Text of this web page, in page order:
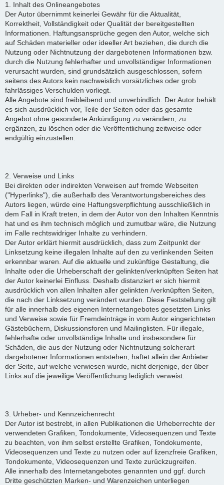
1. Inhalt des Onlineangebotes
Der Autor übernimmt keinerlei Gewähr für die Aktualität,
Korrektheit, Vollständigkeit oder Qualität der bereitgestellten
Informationen. Haftungsansprüche gegen den Autor, welche sich
auf Schäden materieller oder ideeller Art beziehen, die durch die
Nutzung oder Nichtnutzung der dargebotenen Informationen bzw.
durch die Nutzung fehlerhafter und unvollständiger Informationen
verursacht wurden, sind grundsätzlich ausgeschlossen, sofern
seitens des Autors kein nachweislich vorsätzliches oder grob
fahrlässiges Verschulden vorliegt.
Alle Angebote sind freibleibend und unverbindlich. Der Autor behält
es sich ausdrücklich vor, Teile der Seiten oder das gesamte
Angebot ohne gesonderte Ankündigung zu verändern, zu
ergänzen, zu löschen oder die Veröffentlichung zeitweise oder
endgültig einzustellen.
2. Verweise und Links
Bei direkten oder indirekten Verweisen auf fremde Webseiten
("Hyperlinks"), die außerhalb des Verantwortungsbereiches des
Autors liegen, würde eine Haftungsverpflichtung ausschließlich in
dem Fall in Kraft treten, in dem der Autor von den Inhalten Kenntnis
hat und es ihm technisch möglich und zumutbar wäre, die Nutzung
im Falle rechtswidriger Inhalte zu verhindern.
Der Autor erklärt hiermit ausdrücklich, dass zum Zeitpunkt der
Linksetzung keine illegalen Inhalte auf den zu verlinkenden Seiten
erkennbar waren. Auf die aktuelle und zukünftige Gestaltung, die
Inhalte oder die Urheberschaft der gelinkten/verknüpften Seiten hat
der Autor keinerlei Einfluss. Deshalb distanziert er sich hiermit
ausdrücklich von allen Inhalten aller gelinkten /verknüpften Seiten,
die nach der Linksetzung verändert wurden. Diese Feststellung gilt
für alle innerhalb des eigenen Internetangebotes gesetzten Links
und Verweise sowie für Fremdeinträge in vom Autor eingerichteten
Gästebüchern, Diskussionsforen und Mailinglisten. Für illegale,
fehlerhafte oder unvollständige Inhalte und insbesondere für
Schäden, die aus der Nutzung oder Nichtnutzung solcherart
dargebotener Informationen entstehen, haftet allein der Anbieter
der Seite, auf welche verwiesen wurde, nicht derjenige, der über
Links auf die jeweilige Veröffentlichung lediglich verweist.
3. Urheber- und Kennzeichenrecht
Der Autor ist bestrebt, in allen Publikationen die Urheberrechte der
verwendeten Grafiken, Tondokumente, Videosequenzen und Texte
zu beachten, von ihm selbst erstellte Grafiken, Tondokumente,
Videosequenzen und Texte zu nutzen oder auf lizenzfreie Grafiken,
Tondokumente, Videosequenzen und Texte zurückzugreifen.
Alle innerhalb des Internetangebotes genannten und ggf. durch
Dritte geschützten Marken- und Warenzeichen unterliegen